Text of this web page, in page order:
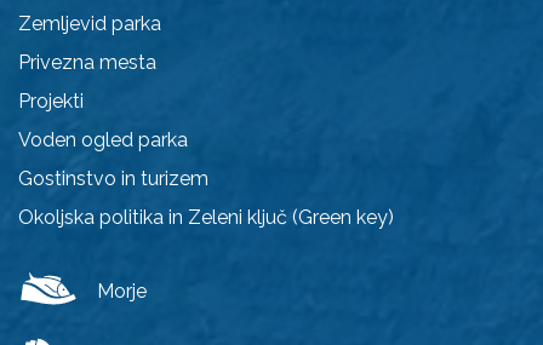
Zemljevid parka
Privezna mesta
Projekti
Voden ogled parka
Gostinstvo in turizem
Okoljska politika in Zeleni ključ (Green key)
Morje